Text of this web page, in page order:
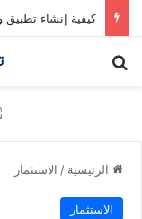
الرئيسية / الاستثمار
الاستثمار